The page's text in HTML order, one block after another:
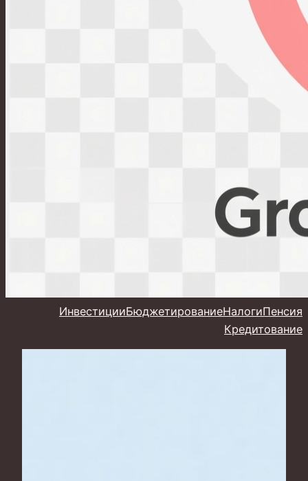
ИнвестицииБюджетированиеНалогиПенсия
Кредитование